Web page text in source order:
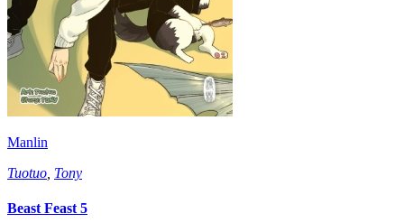
Manlin
Tuotuo Tony
Beast Feast 5